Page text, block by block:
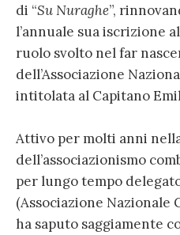
di “Su Nuraghe”,
l’annuale sua iscrizione
ruolo svolto nel far
dell’Associazione
intitolata al Capitano
Attivo per molti anni
dell’associazionismo
per lungo tempo
(Associazione
ha saputo saggiamente